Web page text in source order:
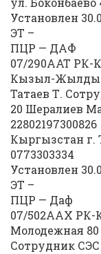
Установлен
ЭТ –
ПЦР — ДАФ
07/290ААТ РК-
Кызыл-Жылдыз,
Татаев Т.
20 Шералиев
22802197300826
Кыргызстан г.
0773303334
Установлен
ЭТ –
ПЦР — Даф
07/502AAX
Молодежная 80
Сотрудник